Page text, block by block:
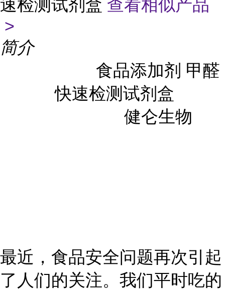
速检测试剂盒 查看相似产品
>
简介
食品添加剂 甲醛
快速检测试剂盒
健仑生物
最近，食品安全问题再次引起
了人们的关注。我们平时吃的